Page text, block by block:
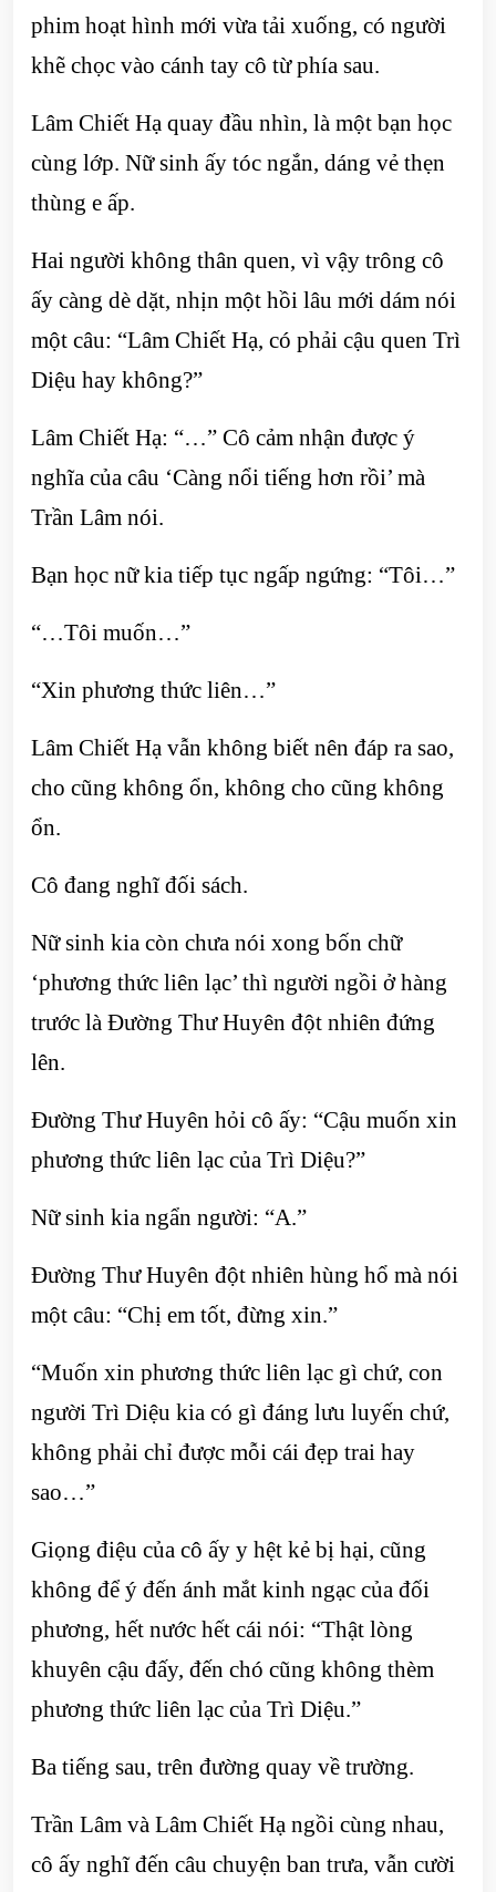
phim hoạt hình mới vừa tải xuống, có người
khẽ chọc vào cánh tay cô từ phía sau.
Lâm Chiết Hạ quay đầu nhìn, là một bạn học
cùng lớp. Nữ sinh ấy tóc ngắn, dáng vẻ thẹn
thùng e ấp.
Hai người không thân quen, vì vậy trông cô
ấy càng dè dặt, nhịn một hồi lâu mới dám nói
một câu: “Lâm Chiết Hạ, có phải cậu quen Trì
Diệu hay không?”
Lâm Chiết Hạ: “…” Cô cảm nhận được ý
nghĩa của câu ‘Càng nổi tiếng hơn rồi’ mà
Trần Lâm nói.
Bạn học nữ kia tiếp tục ngấp ngứng: “Tôi…”
“…Tôi muốn…”
“Xin phương thức liên…”
Lâm Chiết Hạ vẫn không biết nên đáp ra sao,
cho cũng không ổn, không cho cũng không
ổn.
Cô đang nghĩ đối sách.
Nữ sinh kia còn chưa nói xong bốn chữ
‘phương thức liên lạc’ thì người ngồi ở hàng
trước là Đường Thư Huyên đột nhiên đứng
lên.
Đường Thư Huyên hỏi cô ấy: “Cậu muốn xin
phương thức liên lạc của Trì Diệu?”
Nữ sinh kia ngẩn người: “A.”
Đường Thư Huyên đột nhiên hùng hổ mà nói
một câu: “Chị em tốt, đừng xin.”
“Muốn xin phương thức liên lạc gì chứ, con
người Trì Diệu kia có gì đáng lưu luyến chứ,
không phải chỉ được mỗi cái đẹp trai hay
sao…”
Giọng điệu của cô ấy y hệt kẻ bị hại, cũng
không để ý đến ánh mắt kinh ngạc của đối
phương, hết nước hết cái nói: “Thật lòng
khuyên cậu đấy, đến chó cũng không thèm
phương thức liên lạc của Trì Diệu.”
Ba tiếng sau, trên đường quay về trường.
Trần Lâm và Lâm Chiết Hạ ngồi cùng nhau,
cô ấy nghĩ đến câu chuyện ban trưa, vẫn cười